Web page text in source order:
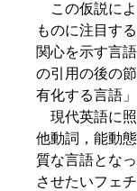
この仮説によ
ものに注目す
関心を示す言
の引用の後の
有化する言語
現代英語に照
他動詞，能動
質な言語とな
させたいフェ